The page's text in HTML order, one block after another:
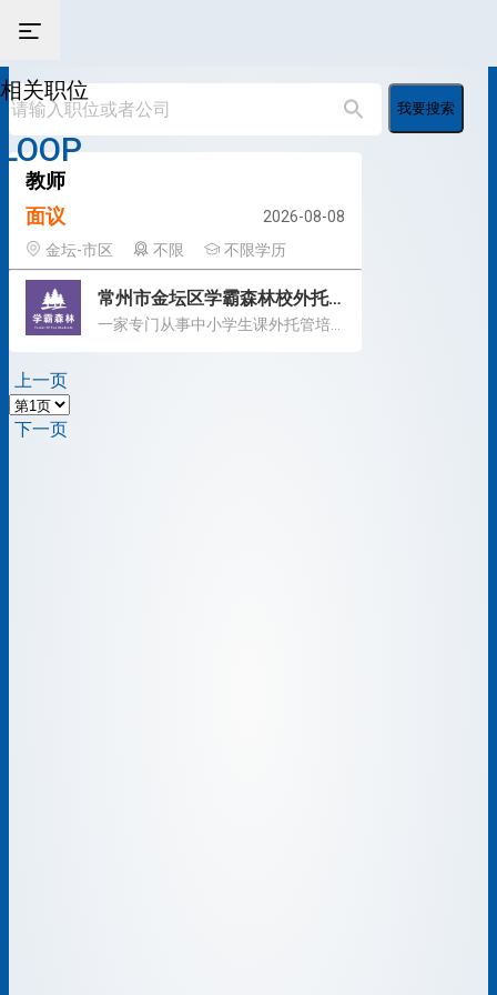
相关职位
LOOP
我要搜索
教师
面议
2026-08-08
金坛-市区
不限 不限学历
常州市金坛区学霸森林校外托管有限公司
上一页
下一页